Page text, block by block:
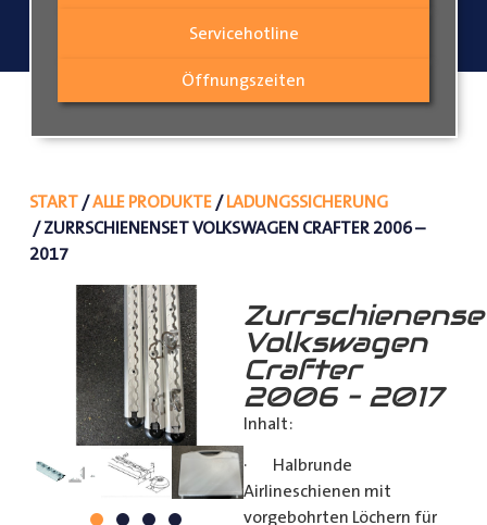
Servicehotline
Öffnungszeiten
START/ALLE PRODUKTE/LADUNGSSICHERUNG
/ ZURRSCHIENENSET VOLKSWAGEN CRAFTER 2006 –
2017
Volkswagen
Crafter
2006 – 2017
Inhalt:
· Halbrunde
Airlineschienen mit
vorgebohrten Löchern für